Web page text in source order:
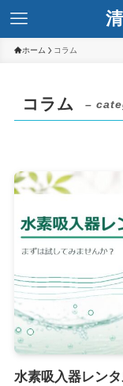
ホーム コラム
コラム –
水素吸入器レン